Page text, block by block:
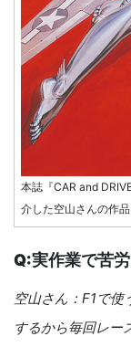
本誌『CAR and
介した空山さんの作品
Q:実作業で苦
空山さん：F1で使
するから毎回レー